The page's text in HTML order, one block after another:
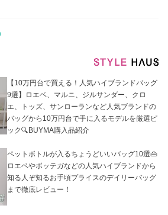
おり手元に在庫がございます。
トでも販売しているため、タイムラグによ
。【10万円台で買える！人気ハイブランドバッグ
9選】ロエベ、マルニ、ジルサンダー、クロ
エ、トッズ、サンローランなど人気ブランドの
バッグから10万円台で手に入るモデルを厳選ピ
ック🔍BUYMA購入品紹介
ペットボトルが入るちょうどいいバッグ10選👜
ロエベやボッテガなどの人気ハイブランドから
知る人ぞ知るお手頃プライスのデイリーバッグ
まで徹底レビュー！